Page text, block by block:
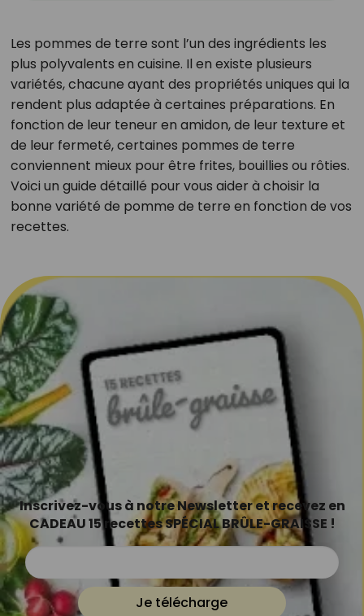
Les pommes de terre sont l’un des ingrédients les
plus polyvalents en cuisine. Il en existe plusieurs
variétés, chacune ayant des propriétés uniques qui la
rendent plus adaptée à certaines préparations. En
fonction de leur teneur en amidon, de leur texture et
de leur fermeté, certaines pommes de terre
conviennent mieux pour être frites, bouillies ou rôties.
Voici un guide détaillé pour vous aider à choisir la
bonne variété de pomme de terre en fonction de vos
recettes.
Inscrivez-vous à notre Newsletter et recevez en
CADEAU 15 recettes SPÉCIAL BRÛLE-GRAISSE !
Je télécharge